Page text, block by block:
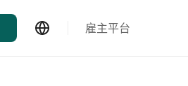
雇主平台